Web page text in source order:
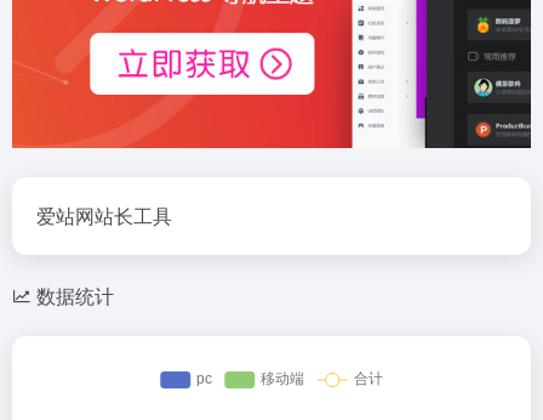
爱站网站长工具
数据统计